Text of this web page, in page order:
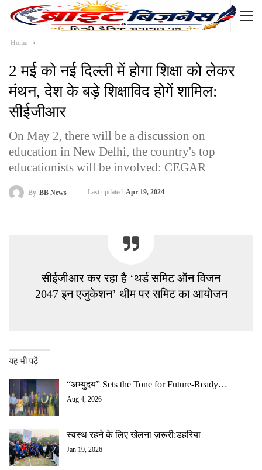
Home
2 मई को नई दिल्ली में होगा शिक्षा को लेकर
मंथन, देश के बड़े शिक्षाविद होगें शामिल:
सीईजीआर
On May 2, there will be a discussion on
education in New Delhi, the country's top
educationists will be involved: CEGAR
By BB News Last updated Apr 19, 2024
सीईजीआर कर रहा है ‘थर्ड समिट ऑन विजन
2047 इन एजुकेशन’ थीम पर समिट का आयोजन
यह भी पढ़ें
“अभ्युदय” Sets the Tone for Future-Ready…
Aug 4, 2026
स्वस्थ रहने के लिए खेलना ज़रूरी:डहरिया
Jan 19, 2026